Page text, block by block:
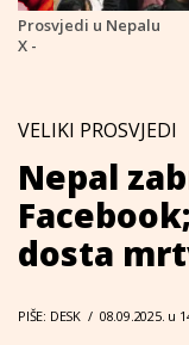
Prosvjedi u Nepalu
X -
VELIKI PROSVJEDI
Nepal
dosta
PIŠE: DESK / 08.09.2025. u